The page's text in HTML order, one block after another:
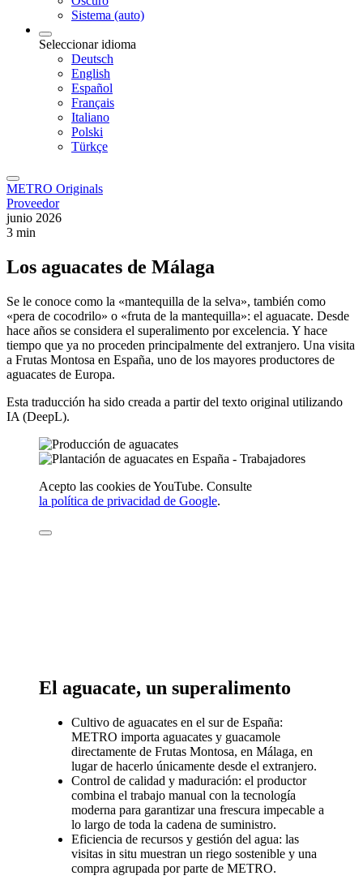
Sistema (auto)
Seleccionar idioma
Deutsch
English
Español
Français
Italiano
Polski
Türkçe
METRO Originals
Proveedor
junio 2026
3 min
Los aguacates de Málaga
Se le conoce como la «mantequilla de la selva», también como
«pera de cocodrilo» o «fruta de la mantequilla»: el aguacate. Desde
hace años se considera el superalimento por excelencia. Y hace
tiempo que ya no proceden principalmente del extranjero. Una visita
a Frutas Montosa en España, uno de los mayores productores de
aguacates de Europa.
Esta traducción ha sido creada a partir del texto original utilizando
IA (DeepL).
Acepto las cookies de YouTube. Consulte
la política de privacidad de Google.
El aguacate, un superalimento
Cultivo de aguacates en el sur de España:
METRO importa aguacates y guacamole
directamente de Frutas Montosa, en Málaga, en
lugar de hacerlo únicamente desde el extranjero.
Control de calidad y maduración: el productor
combina el trabajo manual con la tecnología
moderna para garantizar una frescura impecable a
lo largo de toda la cadena de suministro.
Eficiencia de recursos y gestión del agua: las
visitas in situ muestran un riego sostenible y una
compra agrupada por parte de METRO.